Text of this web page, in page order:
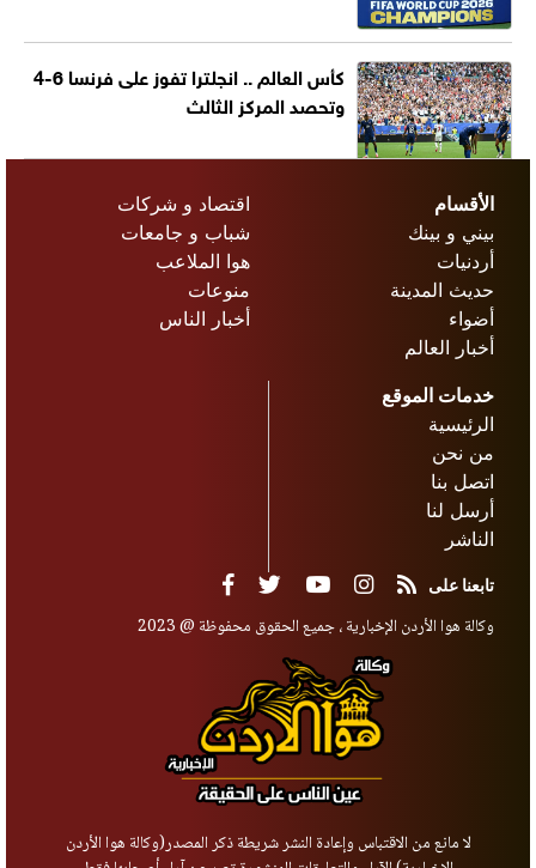
كأس العالم .. انجلترا تفوز على فرنسا 6-4
وتحصد المركز الثالث
الأقسام
بيني و بينك
أردنيات
حديث المدينة
أضواء
أخبار العالم
اقتصاد و شركات
شباب و جامعات
هوا الملاعب
منوعات
أخبار الناس
خدمات الموقع
الرئيسية
من نحن
اتصل بنا
أرسل لنا
الناشر
تابعنا على
وكالة هوا الأردن الإخبارية ، جميع الحقوق محفوظة @ 2023
لا مانع من الاقتباس وإعادة النشر شريطة ذكر المصدر(وكالة هوا الأردن